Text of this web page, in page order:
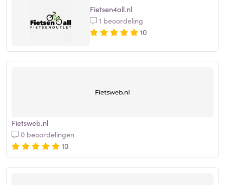
Fietsen4all.nl
1 beoordeling
10
Fietsweb.nl
0 beoordelingen
10